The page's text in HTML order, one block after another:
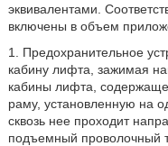
эквивалентами.
включены в объем
1. Предохранительное
кабину лифта, зажимая
кабины лифта,
раму, установленную на
сквозь нее проходит
подъемный проволочный